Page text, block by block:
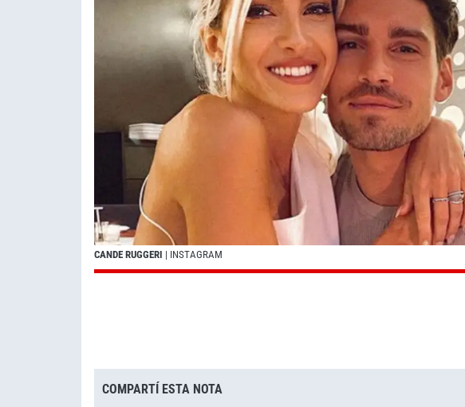
CANDE RUGGERI | INSTAGRAM
COMPARTÍ ESTA NOTA